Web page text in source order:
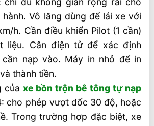
Vô lăng dùng để lái xe với
h. Cần điều khiển Pilot (1 cần)
liệu. Cân điện tử để xác định
nạp vào. Máy in nhỏ để in
thành tiền.
của xe bồn trộn bê tông tự nạp
cho phép vượt dốc 30 độ, hoặc
Trong trường hợp đặc biệt, xe